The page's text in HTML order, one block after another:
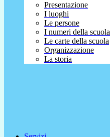
Presentazione
I luoghi
Le persone
I numeri della scuola
Le carte della scuola
Organizzazione
La storia